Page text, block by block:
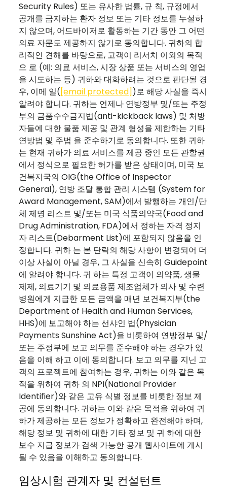
Security Rules) 또는 유사한 법률, 규 칙, 규정에서
공개를 금지하는 환자 정보 또는 기타 정보를 누설하
지 않으며, 어드바이저로 활동하는 기간 동안 그 어떤
의료 자문도 제공하지 않기로 동의합니다. 귀하의 합
리적인 견해를 바탕으로, 고객이 리서치 이외의 목적
으 로 (예: 의료 서비스, 시장 상품 또는 서비스의 영업
을 시도하는 등) 귀하와 대화하려는 것으로 판단될 경
우, 이메 일([email protected] )로 해당 사실을 즉시
알려야 합니다. 귀하는 언제나 연방정부 및/또는 주정
부의 금품수수금지법(anti-kickback laws) 및 처방
자들에 대한 물품 제공 및 관계 형성을 제한하는 기타
연방법 및 주법 을 준수하기로 동의합니다. 또한 귀하
는 현재 귀하가 의료 서비스를 제공 중인 모든 관할권
에서 정식으로 필요한 허가를 받은 상태이며, 미국 보
건복지국의 OIG(the Office of Inspector
General), 연방 조달 통합 관리 시스템 (System for
Award Management, SAM)에서 발행하는 개인/단
체 제명 리스트 및/또는 미국 식품의약국(Food and
Drug Administration, FDA)에서 정하는 자격 정지
자 리스트(Debarment List)에 포함되지 않음을 인
정합니다. 귀하 는 본 단락의 해당 사항이 변경되어 더
이상 사실이 아닐 경우, 그 사실을 신속히 Guidepoint
에 알려야 합니다. 귀 하는 특정 고객이 의약품, 생물
제제, 의료기기 및 의료용품 제조업체가 의사 및 수련
병원에게 지급한 모든 금액을 매년 보건복지부(the
Department of Health and Human Services,
HHS)에 보고해야 하는 선샤인 법(Physician
Payments Sunshine Act)을 비롯하여 연방정부 및/
또는 주정부에 보고 의무를 준수해야 하는 경우가 있
음을 이해 하고 이에 동의합니다. 보고 의무를 지닌 고
객의 프로젝트에 참여하는 경우, 귀하는 이와 같은 목
적을 위하여 귀하 의 NPI(National Provider
Identifier)와 같은 고유 식별 정보를 비롯한 정보 제
공에 동의합니다. 귀하는 이와 같은 목적을 위하여 귀
하가 제공하는 모든 정보가 정확하고 완전해야 하며,
해당 정보 및 귀하에 대한 기타 정보 및 귀 하에 대한
보수 지급 정보가 검색 가능한 공개 웹사이트에 게시
될 수 있음을 이해하고 동의합니다.
임상시험 관계자 및 컨설턴트